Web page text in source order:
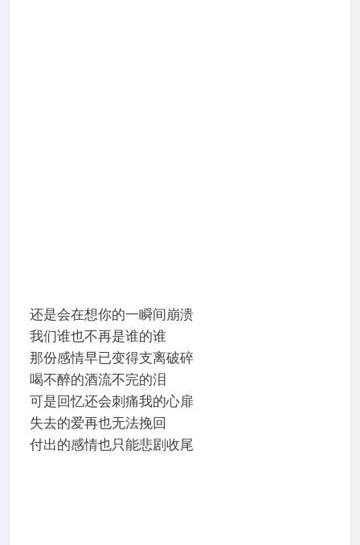
还是会在想你的一瞬间崩溃
我们谁也不再是谁的谁
那份感情早已变得支离破碎
喝不醉的酒流不完的泪
可是回忆还会刺痛我的心扉
失去的爱再也无法挽回
付出的感情也只能悲剧收尾